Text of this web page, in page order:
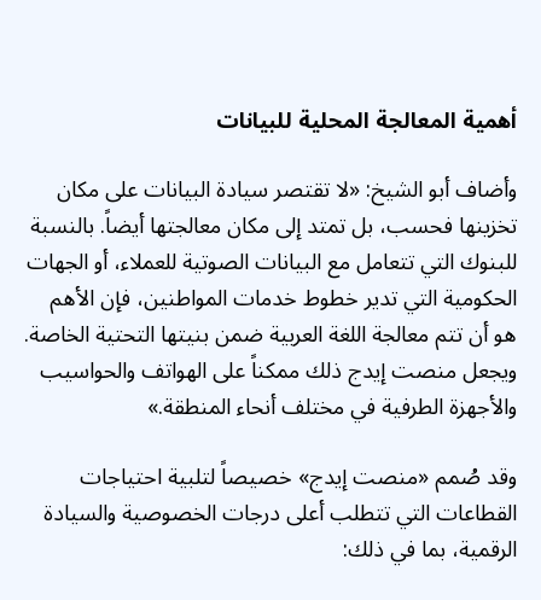
أهمية المعالجة المحلية للبيانات
وأضاف أبو الشيخ: «لا تقتصر سيادة البيانات على مكان
تخزينها فحسب، بل تمتد إلى مكان معالجتها أيضاً. بالنسبة
للبنوك التي تتعامل مع البيانات الصوتية للعملاء، أو الجهات
الحكومية التي تدير خطوط خدمات المواطنين، فإن الأهم
هو أن تتم معالجة اللغة العربية ضمن بنيتها التحتية الخاصة.
ويجعل منصت إيدج ذلك ممكناً على الهواتف والحواسيب
والأجهزة الطرفية في مختلف أنحاء المنطقة.»
وقد صُمم «منصت إيدج» خصيصاً لتلبية احتياجات
القطاعات التي تتطلب أعلى درجات الخصوصية والسيادة
الرقمية، بما في ذلك: